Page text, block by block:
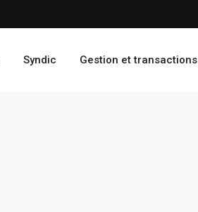
Syndic Gestion et transactions